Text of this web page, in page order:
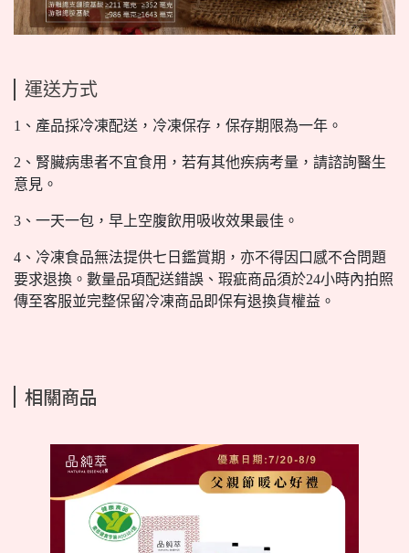
運送方式
1、產品採冷凍配送，冷凍保存，保存期限為一年。
2、腎臟病患者不宜食用，若有其他疾病考量，請諮詢醫生
意見。
3、一天一包，早上空腹飲用吸收效果最佳。
4、冷凍食品無法提供七日鑑賞期，亦不得因口感不合問題
要求退換。數量品項配送錯誤、瑕疵商品須於24小時內拍照
傳至客服並完整保留冷凍商品即保有退換貨權益。
相關商品